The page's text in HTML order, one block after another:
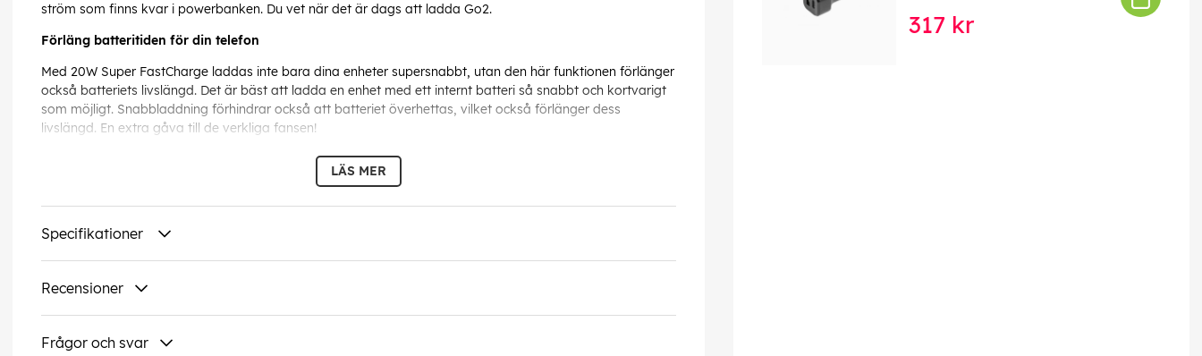
ström som finns kvar i powerbanken. Du vet när det är dags att ladda Go2.
Förläng batteritiden för din telefon
Med 20W Super FastCharge laddas inte bara dina enheter supersnabbt, utan den här funktionen förlänger
också batteriets livslängd. Det är bäst att ladda en enhet med ett internt batteri så snabbt och kortvarigt
som möjligt. Snabbladdning förhindrar också att batteriet överhettas, vilket också förlänger dess
livslängd. En extra gåva till de verkliga fansen!
Denna Go2 Power Bank med Xtorm Super FastCharge och en kapacitet på 10 000 mAh har ett extremt
bra förhållande mellan pris och kvalitet. Genom att använda den senaste tekniken och de bästa
specifikationerna är denna Power Bank inte bara lämplig för nuvarande mobila enheter utan även för
den högkvalitativa Xtorm Go2 Power Bank har du garanterat extra energi i många år framöver!
Hållbar genom val
med det globalt erkända GRS-certifikatet! Dessutom är förpackningen nästan helt tillverkad av
LÄS MER
Specifikationer
Recensioner
Frågor och svar
317 kr